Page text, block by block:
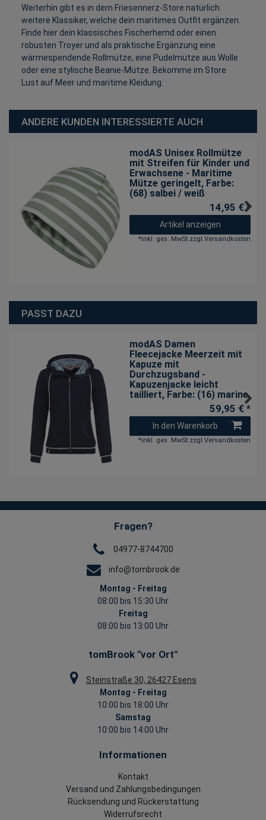
Weiterhin gibt es in dem Friesennerz-Store natürlich
weitere Klassiker, welche dein maritimes Outfit ergänzen.
Finde hier dein klassisches Fischerhemd oder einen
robusten Troyer und als praktische Ergänzung eine
wärmespendende Rollmütze, eine Pudelmütze aus Wolle
oder eine stylische Beanie-Mütze. Bekomme im Store
Lust auf Meer und maritime Kleidung.
ANDERE KUNDEN INTERESSIERTE AUCH
modAS Unisex Rollmütze
mit Streifen für Kinder und
Erwachsene - Maritime
Mütze geringelt, Farbe:
(68) salbei / weiß
14,95 € *
Artikel anzeigen
*inkl. ges. MwSt.zzgl.Versandkosten
PASST DAZU
modAS Damen
Fleecejacke Meerzeit mit
Kapuze mit
Durchzugsband -
Kapuzenjacke leicht
tailliert, Farbe: (16) marine
59,95 € *
In den Warenkorb
*inkl. ges. MwSt.zzgl.Versandkosten
Fragen?
04977-8744700
info@tombrook.de
Montag - Freitag
08:00 bis 15:30 Uhr
Freitag
08:00 bis 13:00 Uhr
tomBrook "vor Ort"
Steinstraße 30, 26427 Esens
Montag - Freitag
10:00 bis 18:00 Uhr
Samstag
10:00 bis 14:00 Uhr
Informationen
Kontakt
Versand und Zahlungsbedingungen
Rücksendung und Rückerstattung
Widerrufsrecht